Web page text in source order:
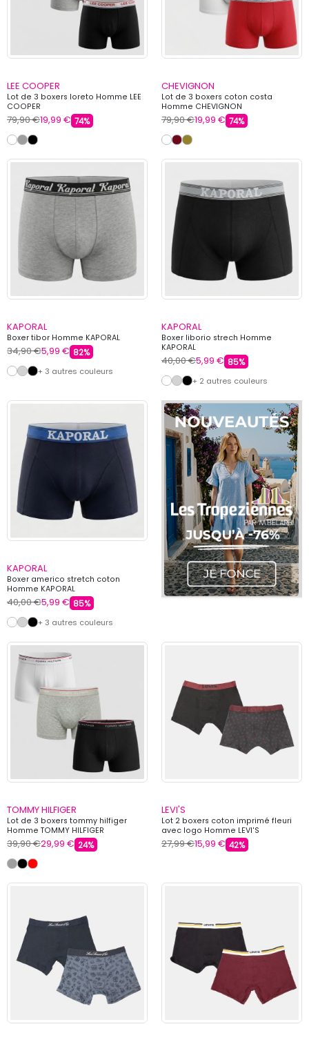
LEE COOPER
Lot de 3 boxers loreto Homme LEE
COOPER
79,90 €19,99 € 74%
CHEVIGNON
Lot de 3 boxers coton costa
Homme CHEVIGNON
79,90 €19,99 € 74%
KAPORAL
Boxer tibor Homme KAPORAL
34,90 €5,99 € 82%
+ 3 autres couleurs
KAPORAL
Boxer liborio strech Homme
KAPORAL
40,00 €5,99 € 85%
+ 2 autres couleurs
KAPORAL
Boxer americo stretch coton
Homme KAPORAL
40,00 €5,99 € 85%
+ 3 autres couleurs
TOMMY HILFIGER
Lot de 3 boxers tommy hilfiger
Homme TOMMY HILFIGER
39,90 €29,99 € 24%
LEVI'S
Lot 2 boxers coton imprimé fleuri
avec logo Homme LEVI'S
27,99 €15,99 € 42%